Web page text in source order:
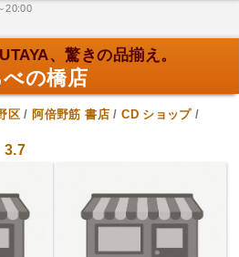
20:00
、驚きの品揃え。
の橋店
区 / 阿倍野筋 書店/CD ショップ/
3.7